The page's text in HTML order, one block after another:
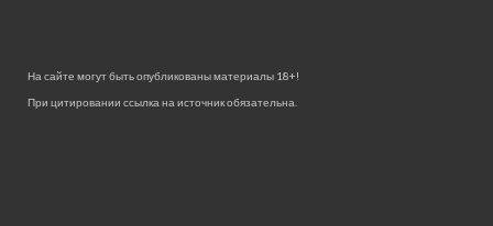
На сайте могут быть опубликованы материалы 18+!
При цитировании ссылка на источник обязательна.